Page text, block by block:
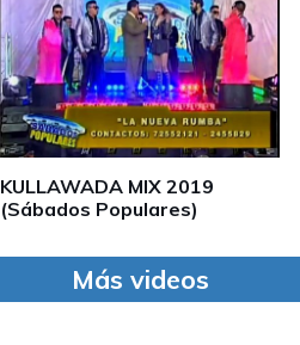
KULLAWADA MIX 2019
(Sábados Populares)
Más videos